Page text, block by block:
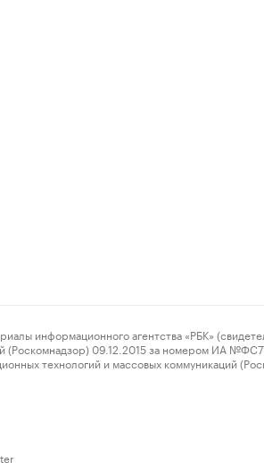
агентства «РБК»
09.12.2015 за номером ИА
технологий и массовых коммуникаций